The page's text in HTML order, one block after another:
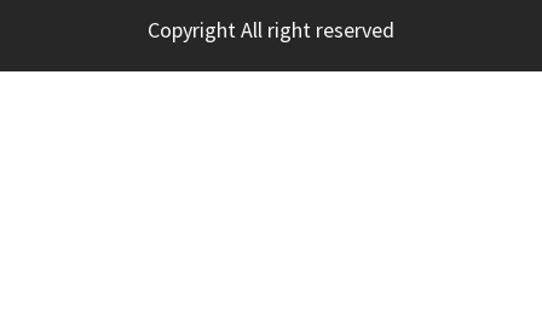
Copyright All right reserved